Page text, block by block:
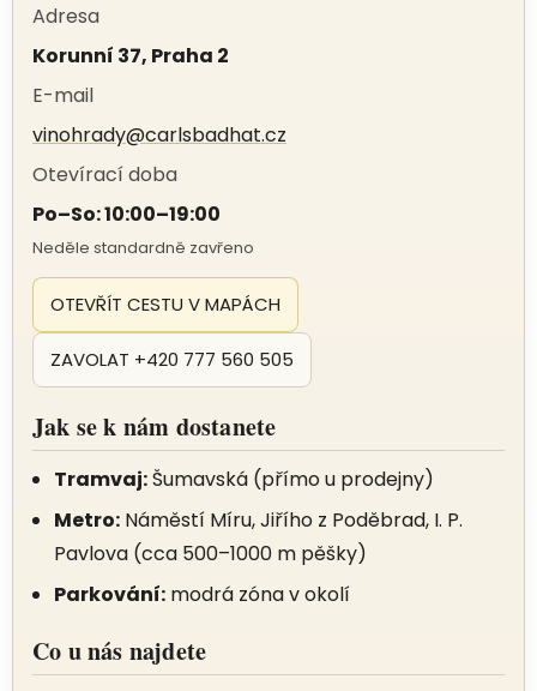
Adresa
Korunní 37, Praha 2
E-mail
vinohrady@carlsbadhat.cz
Otevírací doba
Po–So: 10:00–19:00
Neděle standardně zavřeno
OTEVŘÍT CESTU V MAPÁCH
ZAVOLAT +420 777 560 505
Jak se k nám dostanete
Tramvaj:Šumavská (přímo u prodejny)
Metro: Náměstí Míru, Jiřího z Poděbrad, I. P.
Pavlova (cca 500–1000 m pěšky)
Parkování: modrá zóna v okolí
Co u nás najdete